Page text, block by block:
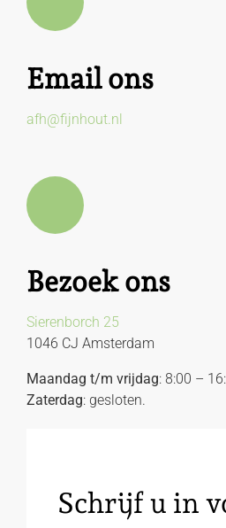
Email ons
afh@fijnhout.nl
Bezoek ons
Sierenborch 25
1046 CJ Amsterdam
Maandag t/m vrijdag: 8:00 –
Zaterdag: gesloten.
Schrijf u in